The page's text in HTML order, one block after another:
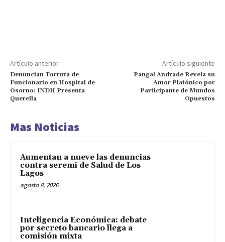
Artículo anterior
Denuncian Tortura de
Funcionario en Hospital de
Osorno: INDH Presenta
Querella
Artículo siguiente
Pangal Andrade Revela su
Amor Platónico por
Participante de Mundos
Opuestos
Mas Noticias
Aumentan a nueve las denuncias
contra seremi de Salud de Los
Lagos
agosto 8, 2026
Inteligencia Económica: debate
por secreto bancario llega a
comisión mixta